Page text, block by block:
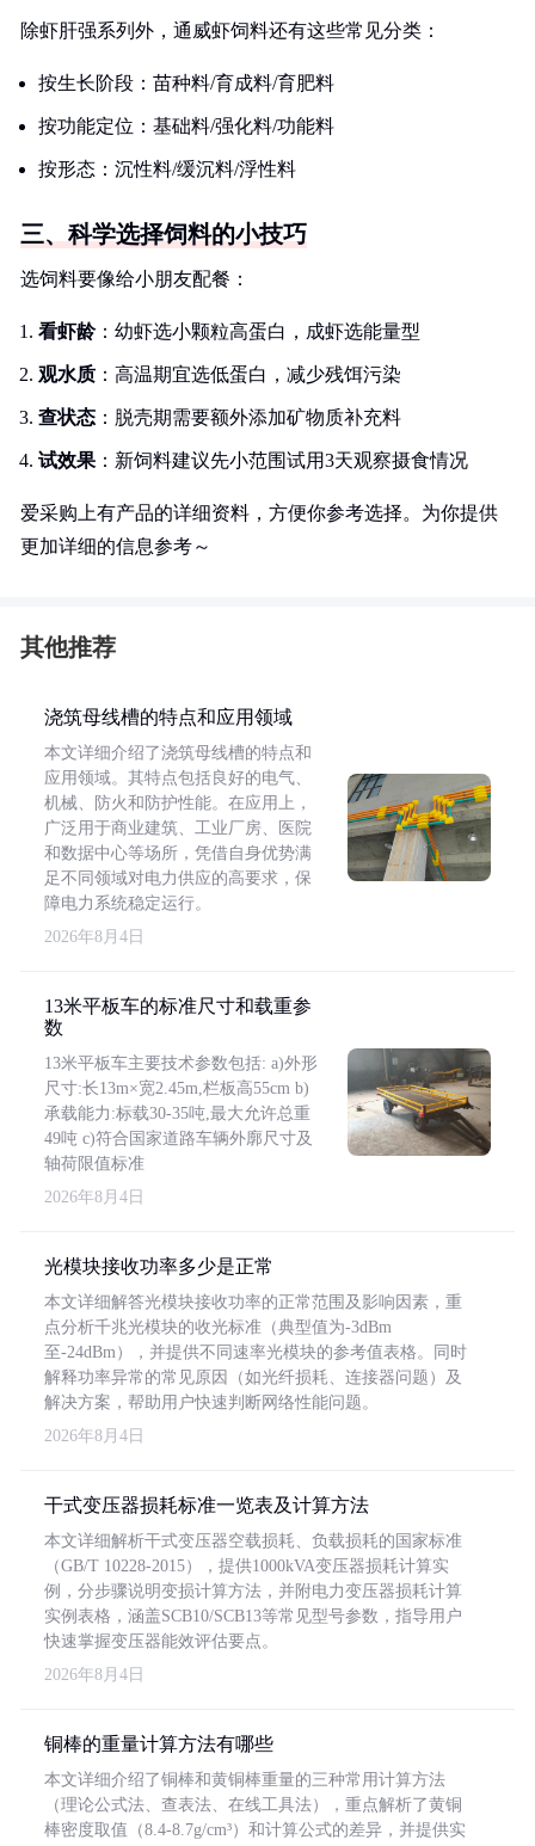
除虾肝强系列外，通威虾饲料还有这些常见分类：
按生长阶段：苗种料/育成料/育肥料
按功能定位：基础料/强化料/功能料
按形态：沉性料/缓沉料/浮性料
三、科学选择饲料的小技巧
选饲料要像给小朋友配餐：
看虾龄：幼虾选小颗粒高蛋白，成虾选能量型
观水质 ：高温期宜选低蛋白，减少残饵污染
查状态 ：脱壳期需要额外添加矿物质补充料
试效果 ：新饲料建议先小范围试用3天观察摄食情况
爱采购上有产品的详细资料，方便你参考选择。为你提供
更加详细的信息参考～
其他推荐
浇筑母线槽的特点和应用领域
本文详细介绍了浇筑母线槽的特点和
应用领域。其特点包括良好的电气、
机械、防火和防护性能。在应用上，
广泛用于商业建筑、工业厂房、医院
和数据中心等场所，凭借自身优势满
足不同领域对电力供应的高要求，保
障电力系统稳定运行。
2026年8月4日
13米平板车的标准尺寸和载重参
数
13米平板车主要技术参数包括: a)外形
尺寸:长13m×宽2.45m,栏板高55cm b)
承载能力:标载30-35吨,最大允许总重
49吨 c)符合国家道路车辆外廓尺寸及
轴荷限值标准
2026年8月4日
光模块接收功率多少是正常
本文详细解答光模块接收功率的正常范围及影响因素，重
点分析千兆光模块的收光标准（典型值为-3dBm
至-24dBm），并提供不同速率光模块的参考值表格。同时
解释功率异常的常见原因（如光纤损耗、连接器问题）及
解决方案，帮助用户快速判断网络性能问题。
2026年8月4日
干式变压器损耗标准一览表及计算方法
本文详细解析干式变压器空载损耗、负载损耗的国家标准
（GB/T 10228-2015），提供1000kVA变压器损耗计算实
例，分步骤说明变损计算方法，并附电力变压器损耗计算
实例表格，涵盖SCB10/SCB13等常见型号参数，指导用户
快速掌握变压器能效评估要点。
2026年8月4日
铜棒的重量计算方法有哪些
本文详细介绍了铜棒和黄铜棒重量的三种常用计算方法
（理论公式法、查表法、在线工具法），重点解析了黄铜
棒密度取值（8.4-8.7g/cm³）和计算公式的差异，并提供实